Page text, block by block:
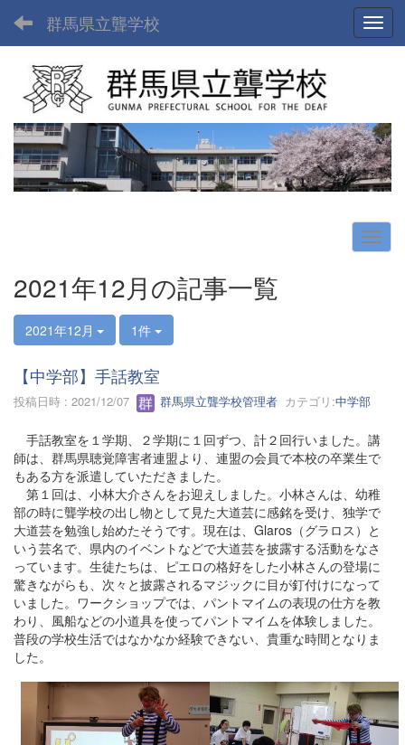
群馬県立聾学校
2021年12月の記事一覧
2021年12月 1件
【中学部】手話教室
投稿日時 : 2021/12/07 群馬県立聾学校管理者 カテゴリ:中学部
手話教室を１学期、２学期に１回ずつ、計２回行いました。講
師は、群馬県聴覚障害者連盟より、連盟の会員で本校の卒業生で
もある方を派遣していただきました。
第１回は、小林大介さんをお迎えしました。小林さんは、幼稚
部の時に聾学校の出し物として見た大道芸に感銘を受け、独学で
大道芸を勉強し始めたそうです。現在は、Glaros（グラロス）と
いう芸名で、県内のイベントなどで大道芸を披露する活動をなさ
っています。生徒たちは、ピエロの格好をした小林さんの登場に
驚きながらも、次々と披露されるマジックに目が釘付けになって
いました。ワークショップでは、パントマイムの表現の仕方を教
わり、風船などの小道具を使ってパントマイムを体験しました。
普段の学校生活ではなかなか経験できない、貴重な時間となりま
した。